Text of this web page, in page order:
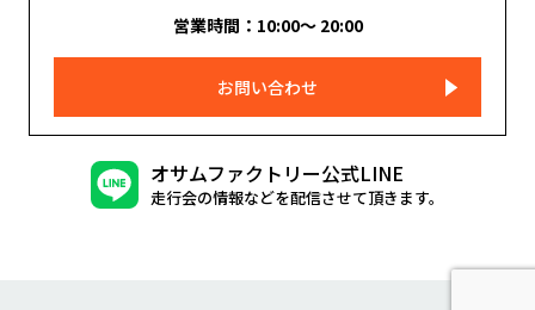
営業時間：10:00～ 20:00
お問い合わせ
オサムファクトリー公式LINE
走行会の情報などを配信させて頂きます。